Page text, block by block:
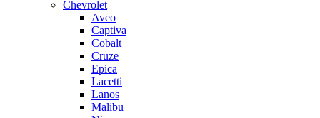
Chevrolet
Aveo
Captiva
Cobalt
Cruze
Epica
Lacetti
Lanos
Malibu